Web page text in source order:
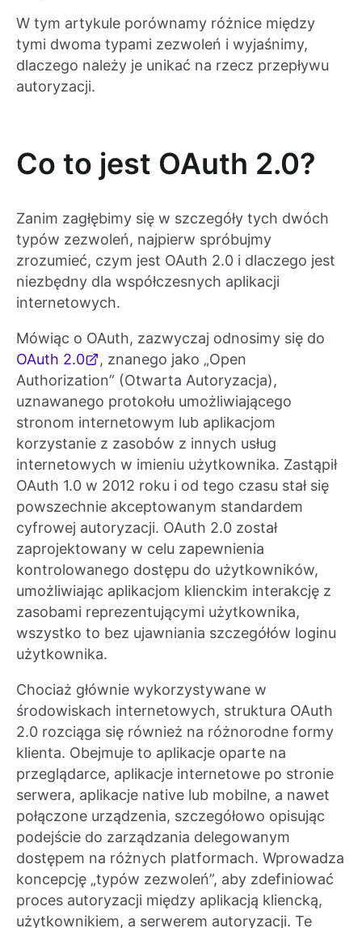
W tym artykule porównamy różnice między
tymi dwoma typami zezwoleń i wyjaśnimy,
dlaczego należy je unikać na rzecz przepływu
autoryzacji.
Co to jest OAuth 2.0?
Zanim zagłębimy się w szczegóły tych dwóch
typów zezwoleń, najpierw spróbujmy
zrozumieć, czym jest OAuth 2.0 i dlaczego jest
niezbędny dla współczesnych aplikacji
internetowych.
Mówiąc o OAuth, zazwyczaj odnosimy się do
OAuth 2.0
, znanego jako „Open
Authorization” (Otwarta Autoryzacja),
uznawanego protokołu umożliwiającego
stronom internetowym lub aplikacjom
korzystanie z zasobów z innych usług
internetowych w imieniu użytkownika. Zastąpił
OAuth 1.0 w 2012 roku i od tego czasu stał się
powszechnie akceptowanym standardem
cyfrowej autoryzacji. OAuth 2.0 został
zaprojektowany w celu zapewnienia
kontrolowanego dostępu do użytkowników,
umożliwiając aplikacjom klienckim interakcję z
zasobami reprezentującymi użytkownika,
wszystko to bez ujawniania szczegółów loginu
użytkownika.
Chociaż głównie wykorzystywane w
środowiskach internetowych, struktura OAuth
2.0 rozciąga się również na różnorodne formy
klienta. Obejmuje to aplikacje oparte na
przeglądarce, aplikacje internetowe po stronie
serwera, aplikacje native lub mobilne, a nawet
połączone urządzenia, szczegółowo opisując
podejście do zarządzania delegowanym
dostępem na różnych platformach. Wprowadza
koncepcję „typów zezwoleń”, aby zdefiniować
proces autoryzacji między aplikacją kliencką,
użytkownikiem, a serwerem autoryzacji. Te